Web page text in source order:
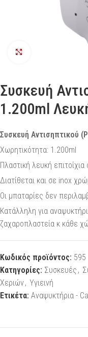
Συσκευή
1.200ml
Συσκευή Αντισηπτικού
Χωρητικότητα: 1.200ml
Πλαστική λευκή
Διατίθεται και σε inox
Οι μπαταρίες δεν
Κατάλληλη για
ζαχαροπλαστεία κ κάθε
Κωδικός προϊόντος: 595
Κατηγορίες: Συσκευές ,
Χεριών, Υγιεινή
Ετικέτα: Αναψυκτήρια -